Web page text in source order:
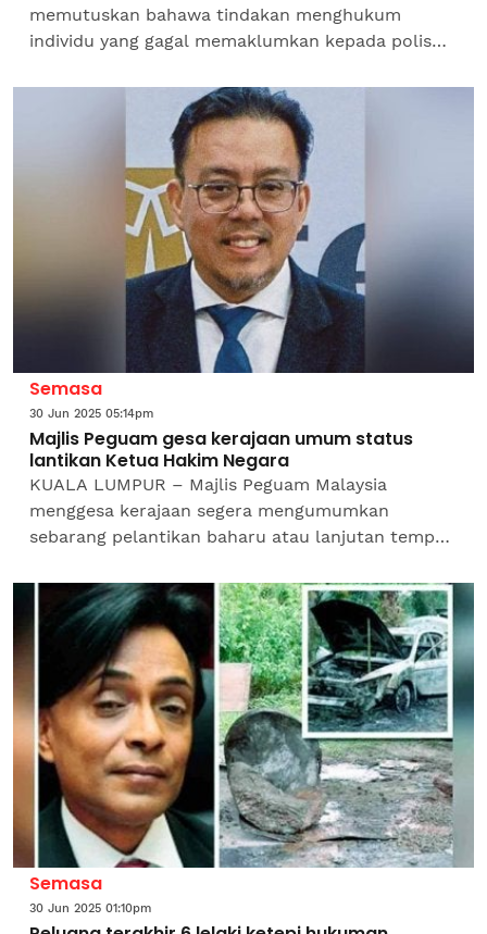
memutuskan bahawa tindakan menghukum
individu yang gagal memaklumkan kepada polis
perhimpunan aman adalah bercanggah dengan...
Semasa
30 Jun 2025 05:14pm
Majlis Peguam gesa kerajaan umum status
lantikan Ketua Hakim Negara
KUALA LUMPUR – Majlis Peguam Malaysia
menggesa kerajaan segera mengumumkan
sebarang pelantikan baharu atau lanjutan tempoh
proses Suruhanjaya Pelantikan...
Semasa
30 Jun 2025 01:10pm